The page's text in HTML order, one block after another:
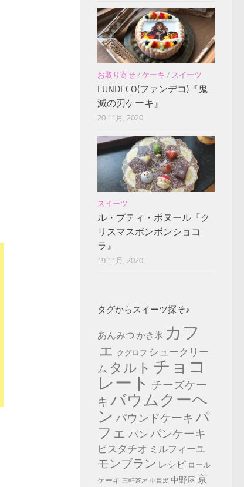
お取り寄せ / ケーキ / スイーツ
FUNDECO(ファンデコ)『鬼
滅の刃ケーキ』
20 11月, 2020
スイーツ
ル・プティ・ボヌール『ク
リスマスボンボンショコ
ラ』
19 11月, 2020
タグからスイーツ探そ♪
あんみつ かき氷 カフ
ェ クグロフ シュークリー
ム タルト チョコ
レート チーズケー
キ バウムクーヘ
ン パウンドケーキ パ
フェ パン パンケーキ
ピスタチオ ミルフィーユ
モンブラン レシピ ロール
ケーキ 三軒茶屋 中目黒 中野屋 京